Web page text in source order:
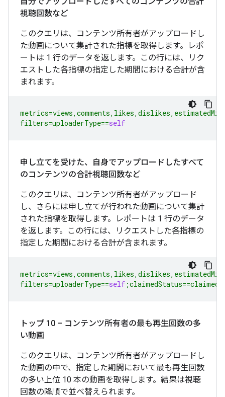
視聴回数など
このクエリは、コンテンツ所有者がアップロードし
た動画について集計された指標を取得します。レポ
ートは 1 行のデータを返します。この行には、リク
エストした各指標の指定した期間における合計が含
まれます。
metrics=views, comments, likes, dislikes,
filters=uploaderType==self
申し立てを受けた、自身でアップロードしたすべて
のコンテンツの合計視聴回数など
このクエリは、コンテンツ所有者がアップロード
し、さらには申し立てが行われた動画について集計
された指標を取得します。レポートは 1 行のデータ
を返します。この行には、リクエストした各指標の
指定した期間における合計が含まれます。
metrics=views, comments, likes, dislikes,
filters=uploaderType==self ;claimedStatus==claimed
トップ 10 – コンテンツ所有者の最も再生回数の多
い動画
このクエリは、コンテンツ所有者がアップロードし
た動画の中で、指定した期間において最も再生回数
の多い上位 10 本の動画を取得します。結果は視聴
回数の降順で並べ替えられます。